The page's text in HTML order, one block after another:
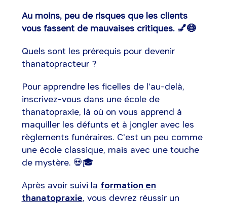
Au moins, peu de risques que les clients
vous fassent de mauvaises critiques. 💅😷
Quels sont les prérequis pour devenir
thanatopracteur ?
Pour apprendre les ficelles de l'au-delà,
inscrivez-vous dans une école de
thanatopraxie, là où on vous apprend à
maquiller les défunts et à jongler avec les
règlements funéraires. C'est un peu comme
une école classique, mais avec une touche
de mystère. 💀🎓
Après avoir suivi la formation en
thanatopraxie, vous devrez réussir un